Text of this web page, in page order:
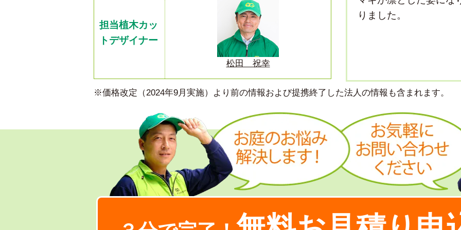
担当植木カッ
トデザイナー
松田 祝幸
りました。
※価格改定（2024年9月実施）より前の情報および提携終了した法人の情報も含まれます。